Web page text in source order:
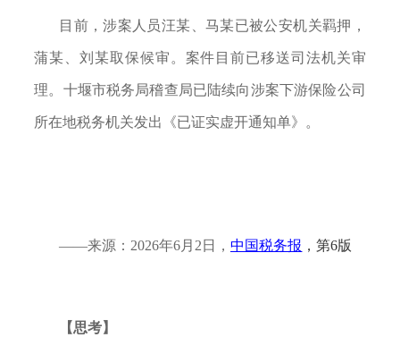
目前，涉案人员汪某、马某已被公安机关羁押，
蒲某、刘某取保候审。案件目前已移送司法机关审
理。十堰市税务局稽查局已陆续向涉案下游保险公司
所在地税务机关发出《已证实虚开通知单》。
——来源： 2026年6月2日，中国税务报 ，第6版
【思考】